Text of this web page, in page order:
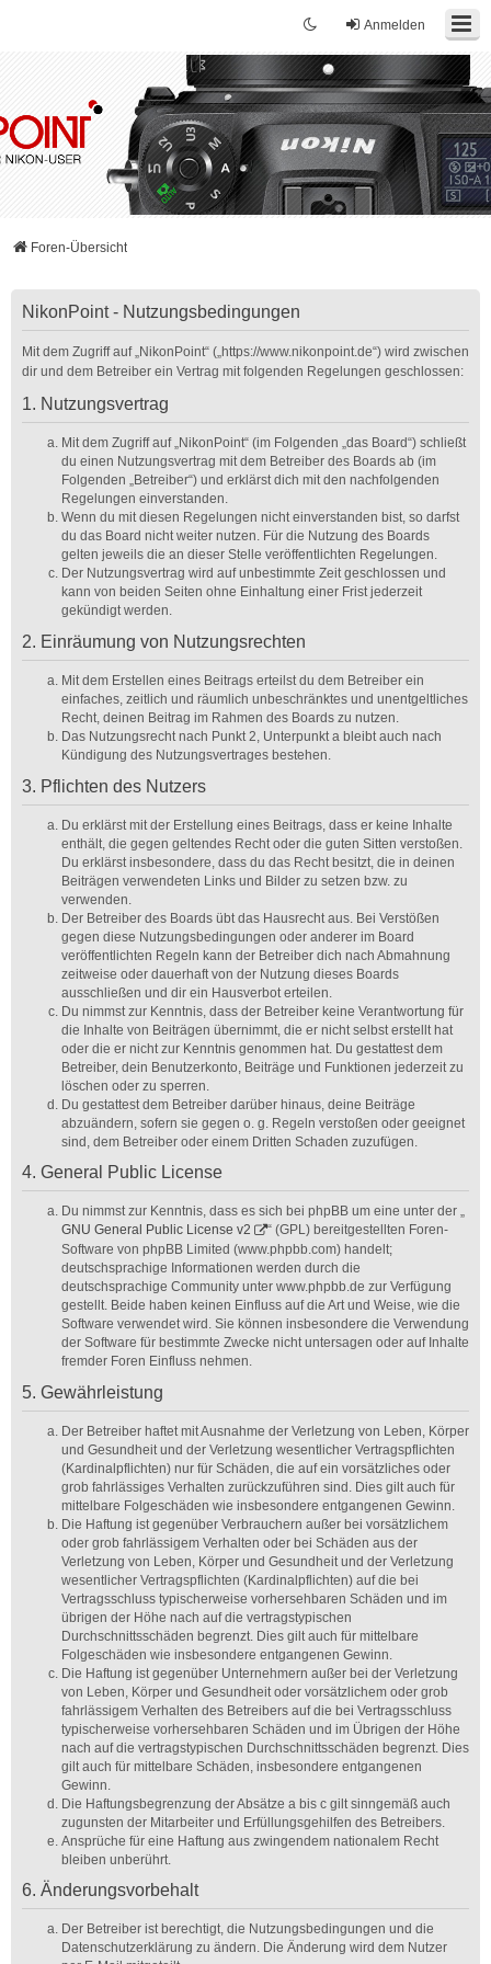
Anmelden
Foren-Übersicht
NikonPoint - Nutzungsbedingungen
Mit dem Zugriff auf „NikonPoint“ („https://www.nikonpoint.de“) wird zwischen
dir und dem Betreiber ein Vertrag mit folgenden Regelungen geschlossen:
1. Nutzungsvertrag
Mit dem Zugriff auf „NikonPoint“ (im Folgenden „das Board“) schließt
du einen Nutzungsvertrag mit dem Betreiber des Boards ab (im
Folgenden „Betreiber“) und erklärst dich mit den nachfolgenden
Regelungen einverstanden.
Wenn du mit diesen Regelungen nicht einverstanden bist, so darfst
du das Board nicht weiter nutzen. Für die Nutzung des Boards
gelten jeweils die an dieser Stelle veröffentlichten Regelungen.
Der Nutzungsvertrag wird auf unbestimmte Zeit geschlossen und
kann von beiden Seiten ohne Einhaltung einer Frist jederzeit
gekündigt werden.
2. Einräumung von Nutzungsrechten
Mit dem Erstellen eines Beitrags erteilst du dem Betreiber ein
einfaches, zeitlich und räumlich unbeschränktes und unentgeltliches
Recht, deinen Beitrag im Rahmen des Boards zu nutzen.
Das Nutzungsrecht nach Punkt 2, Unterpunkt a bleibt auch nach
Kündigung des Nutzungsvertrages bestehen.
3. Pflichten des Nutzers
Du erklärst mit der Erstellung eines Beitrags, dass er keine Inhalte
enthält, die gegen geltendes Recht oder die guten Sitten verstoßen.
Du erklärst insbesondere, dass du das Recht besitzt, die in deinen
Beiträgen verwendeten Links und Bilder zu setzen bzw. zu
verwenden.
Der Betreiber des Boards übt das Hausrecht aus. Bei Verstößen
gegen diese Nutzungsbedingungen oder anderer im Board
veröffentlichten Regeln kann der Betreiber dich nach Abmahnung
zeitweise oder dauerhaft von der Nutzung dieses Boards
ausschließen und dir ein Hausverbot erteilen.
Du nimmst zur Kenntnis, dass der Betreiber keine Verantwortung für
die Inhalte von Beiträgen übernimmt, die er nicht selbst erstellt hat
oder die er nicht zur Kenntnis genommen hat. Du gestattest dem
Betreiber, dein Benutzerkonto, Beiträge und Funktionen jederzeit zu
löschen oder zu sperren.
Du gestattest dem Betreiber darüber hinaus, deine Beiträge
abzuändern, sofern sie gegen o. g. Regeln verstoßen oder geeignet
sind, dem Betreiber oder einem Dritten Schaden zuzufügen.
4. General Public License
Du nimmst zur Kenntnis, dass es sich bei phpBB um eine unter der „
GNU General Public License v2
“ (GPL) bereitgestellten Foren-
Software von phpBB Limited (www.phpbb.com) handelt;
deutschsprachige Informationen werden durch die
deutschsprachige Community unter www.phpbb.de zur Verfügung
gestellt. Beide haben keinen Einfluss auf die Art und Weise, wie die
Software verwendet wird. Sie können insbesondere die Verwendung
der Software für bestimmte Zwecke nicht untersagen oder auf Inhalte
fremder Foren Einfluss nehmen.
5. Gewährleistung
Der Betreiber haftet mit Ausnahme der Verletzung von Leben, Körper
und Gesundheit und der Verletzung wesentlicher Vertragspflichten
(Kardinalpflichten) nur für Schäden, die auf ein vorsätzliches oder
grob fahrlässiges Verhalten zurückzuführen sind. Dies gilt auch für
mittelbare Folgeschäden wie insbesondere entgangenen Gewinn.
Die Haftung ist gegenüber Verbrauchern außer bei vorsätzlichem
oder grob fahrlässigem Verhalten oder bei Schäden aus der
Verletzung von Leben, Körper und Gesundheit und der Verletzung
wesentlicher Vertragspflichten (Kardinalpflichten) auf die bei
Vertragsschluss typischerweise vorhersehbaren Schäden und im
übrigen der Höhe nach auf die vertragstypischen
Durchschnittsschäden begrenzt. Dies gilt auch für mittelbare
Folgeschäden wie insbesondere entgangenen Gewinn.
Die Haftung ist gegenüber Unternehmern außer bei der Verletzung
von Leben, Körper und Gesundheit oder vorsätzlichem oder grob
fahrlässigem Verhalten des Betreibers auf die bei Vertragsschluss
typischerweise vorhersehbaren Schäden und im Übrigen der Höhe
nach auf die vertragstypischen Durchschnittsschäden begrenzt. Dies
gilt auch für mittelbare Schäden, insbesondere entgangenen
Gewinn.
Die Haftungsbegrenzung der Absätze a bis c gilt sinngemäß auch
zugunsten der Mitarbeiter und Erfüllungsgehilfen des Betreibers.
Ansprüche für eine Haftung aus zwingendem nationalem Recht
bleiben unberührt.
6. Änderungsvorbehalt
Der Betreiber ist berechtigt, die Nutzungsbedingungen und die
Datenschutzerklärung zu ändern. Die Änderung wird dem Nutzer